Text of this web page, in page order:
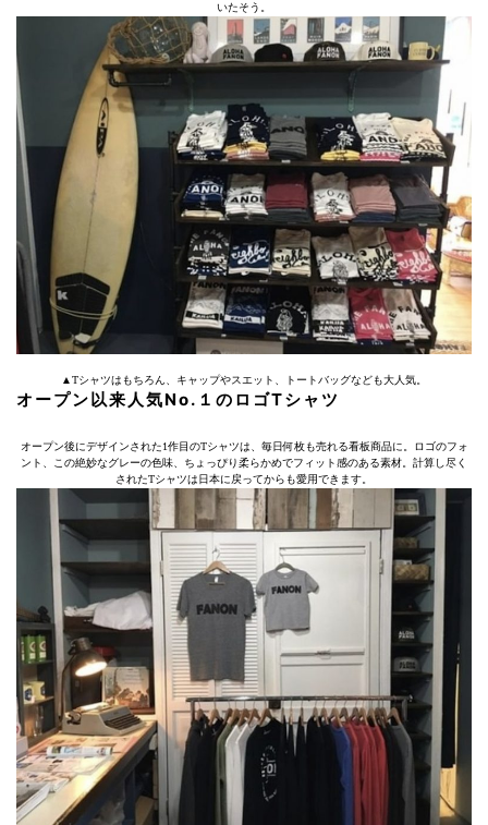
いたそう。
▲Tシャツはもちろん、キャップやスエット、トートバッグなども大人気。
オープン以来人気No.１のロゴTシャツ
オープン後にデザインされた1作目のTシャツは、毎日何枚も売れる看板商品に。ロゴのフォ
ント、この絶妙なグレーの色味、ちょっぴり柔らかめでフィット感のある素材。計算し尽く
されたTシャツは日本に戻ってからも愛用できます。